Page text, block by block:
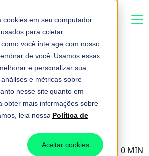
cookies em seu computador.
para coletar
você interage com nosso
de você. Usamos essas
e personalizar sua
e métricas sobre
nesse site quanto em
obter mais informações sobre
leia nossa Política de
Aceitar cookies
Atualizado em 19/05/2025 | 0 MIN